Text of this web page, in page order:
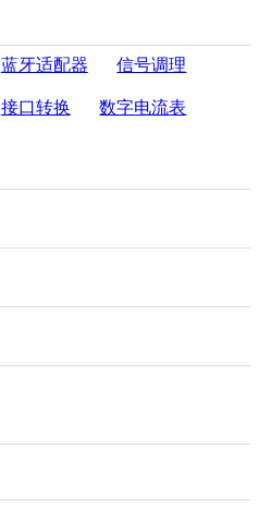
蓝牙适配器 信号调理
接口转换 数字电流表